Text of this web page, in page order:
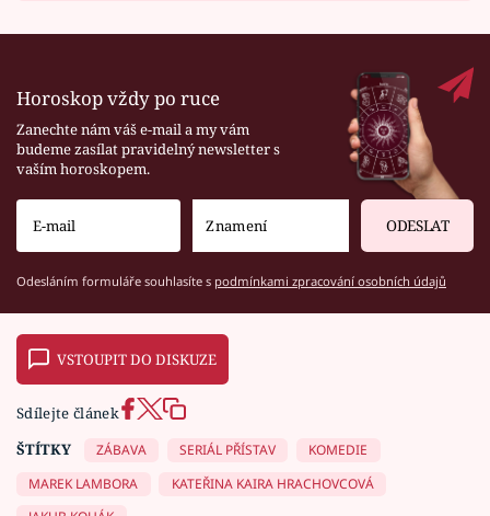
Horoskop vždy po ruce
Zanechte nám váš e-mail a my vám
budeme zasílat pravidelný newsletter s
vaším horoskopem.
ODESLAT
Odesláním formuláře souhlasíte s podmínkami zpracování osobních údajů
VSTOUPIT DO DISKUZE
Sdílejte článek
ŠTÍTKY
ZÁBAVA SERIÁL PŘÍSTAV
KOMEDIE
MAREK LAMBORA
KATEŘINA KAIRA HRACHOVCOVÁ